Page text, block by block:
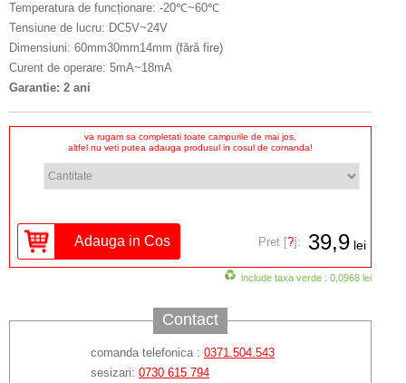
Temperatura de funcționare: -20℃~60℃
Tensiune de lucru: DC5V~24V
Dimensiuni: 60mm30mm14mm (fără fire)
Curent de operare: 5mA~18mA
Garantie: 2 ani
va rugam sa completati toate campurile de mai jos,
altfel nu veti putea adauga produsul in cosul de comanda!
Pret [?]: 39,9 lei
include taxa verde : 0,0968 lei
Contact
comanda telefonica : 0371.504.543
sesizari: 0730 615 794